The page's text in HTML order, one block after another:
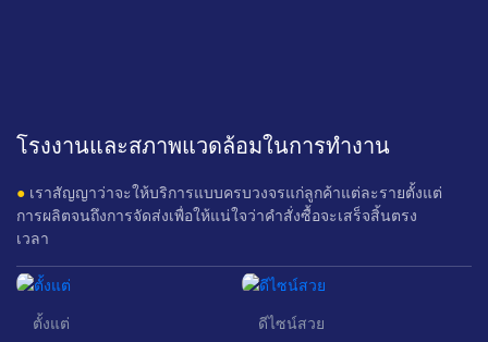
โรงงานและสภาพแวดล้อมในการทำงาน
● เราสัญญาว่าจะให้บริการแบบครบวงจรแก่ลูกค้าแต่ละรายตั้งแต่
การผลิตจนถึงการจัดส่งเพื่อให้แน่ใจว่าคำสั่งซื้อจะเสร็จสิ้นตรง
เวลา
ตั้งแต่ ดีไซน์สวย